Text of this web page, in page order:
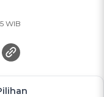
WIB